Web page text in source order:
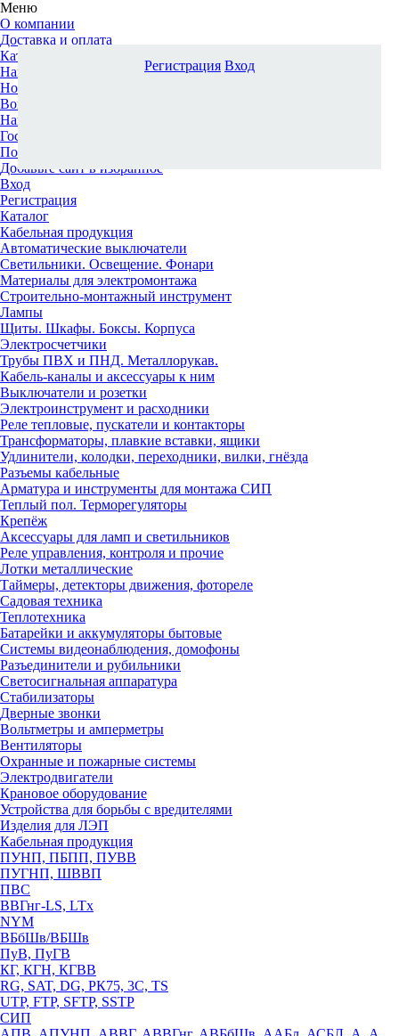
Меню
О компании
Доставка и оплата
Каталог
Наши офисы
Новости и новинки
Вопрос-ответ
Наша команда
Гос. заказчикам
Поставщикам
Добавьте сайт в избранное
Вход
Регистрация
Каталог
Кабельная продукция
Автоматические выключатели
Светильники. Освещение. Фонари
Материалы для электромонтажа
Строительно-монтажный инструмент
Лампы
Щиты. Шкафы. Боксы. Корпуса
Электросчетчики
Трубы ПВХ и ПНД. Металлорукав.
Кабель-каналы и аксессуары к ним
Выключатели и розетки
Электроинструмент и расходники
Реле тепловые, пускатели и контакторы
Трансформаторы, плавкие вставки, ящики
Удлинители, колодки, переходники, вилки, гнёзда
Разъемы кабельные
Арматура и инструменты для монтажа СИП
Теплый пол. Терморегуляторы
Крепёж
Аксессуары для ламп и светильников
Реле управления, контроля и прочие
Лотки металлические
Таймеры, детекторы движения, фотореле
Садовая техника
Теплотехника
Батарейки и аккумуляторы бытовые
Системы видеонаблюдения, домофоны
Разъединители и рубильники
Светосигнальная аппаратура
Стабилизаторы
Дверные звонки
Вольтметры и амперметры
Вентиляторы
Охранные и пожарные системы
Электродвигатели
Крановое оборудование
Устройства для борьбы с вредителями
Изделия для ЛЭП
Кабельная продукция
ПУНП, ПБПП, ПУВВ
ПУГНП, ШВВП
ПВС
ВВГнг-LS, LTx
NYM
ВБбШв/ВБШв
ПуВ, ПуГВ
КГ, КГН, КГВВ
RG, SAT, DG, РК75, 3С, TS
UTP, FTP, SFTP, SSTP
СИП
Регистрация Вход